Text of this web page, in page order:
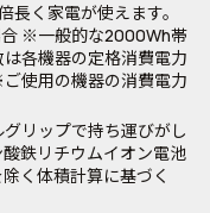
く家電が使えます。
※一般的な2000Wh帯
各機器の定格消費電力
使用の機器の消費電力
リップで持ち運びがし
鉄リチウムイオン電池
く体積計算に基づく